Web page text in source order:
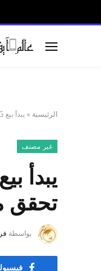
الرئيسية »يبدأ بيع OnePlus Nord CE 4 Lite 5G في الهند الساعة 12 ظهرًا اليوم عبر أمازون: تحقق من السعر والمواصفات والعروض
غير مصنف
تحقق
بواسطة